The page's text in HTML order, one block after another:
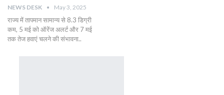
NEWS DESK May 3, 2025
राज्य में तापमान सामान्य से 8.3 डिग्री
कम, 5 मई को ऑरेंज अलर्ट और 7 मई
तक तेज हवाएं चलने की संभावना..